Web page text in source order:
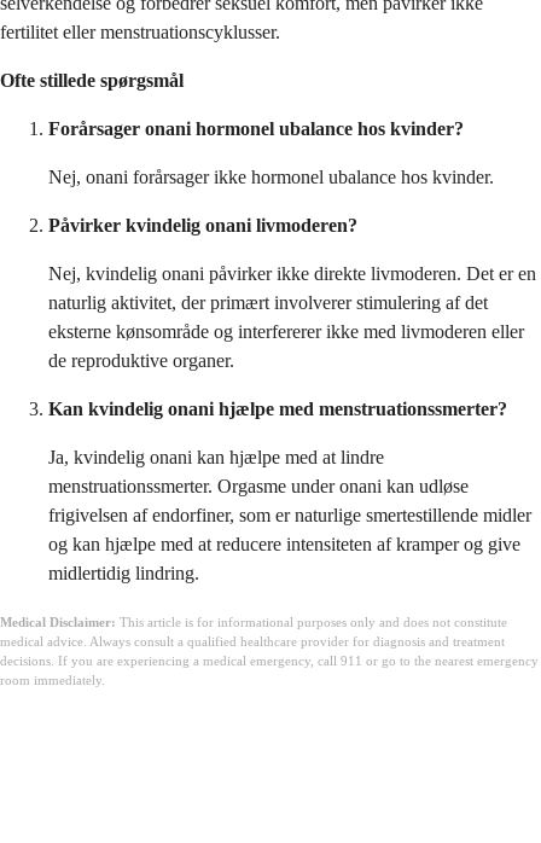
fertilitet eller menstruationscyklusser.
Ofte stillede spørgsmål
Forårsager onani hormonel ubalance hos kvinder?
Nej, onani forårsager ikke hormonel ubalance hos kvinder.
Påvirker kvindelig onani livmoderen?
Nej, kvindelig onani påvirker ikke direkte livmoderen. Det er en
naturlig aktivitet, der primært involverer stimulering af det
eksterne kønsområde og interfererer ikke med livmoderen eller
de reproduktive organer.
Kan kvindelig onani hjælpe med menstruationssmerter?
Ja, kvindelig onani kan hjælpe med at lindre
menstruationssmerter. Orgasme under onani kan udløse
frigivelsen af endorfiner, som er naturlige smertestillende midler
og kan hjælpe med at reducere intensiteten af kramper og give
midlertidig lindring.
Medical Disclaimer: This article is for informational purposes only and does not constitute
medical advice. Always consult a qualified healthcare provider for diagnosis and treatment
decisions. If you are experiencing a medical emergency, call 911 or go to the nearest emergency
room immediately.